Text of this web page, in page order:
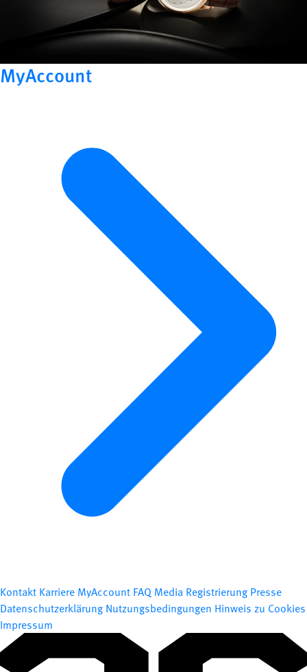
MyAccount
Kontakt Karriere MyAccount FAQ Media Registrierung Presse
Datenschutzerklärung Nutzungsbedingungen Hinweis zu Cookies
Impressum